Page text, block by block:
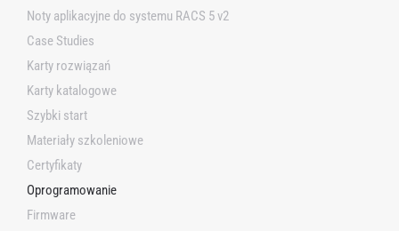
Noty aplikacyjne do systemu RACS 5 v2
Case Studies
Karty rozwiązań
Karty katalogowe
Szybki start
Materiały szkoleniowe
Certyfikaty
Oprogramowanie
Firmware